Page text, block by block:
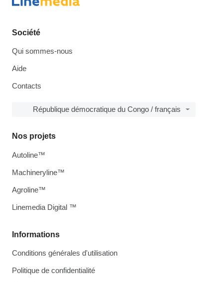
Société
Qui sommes-nous
Aide
Contacts
République démocratique du Congo / français
Informations
Conditions générales d'utilisation
Politique de confidentialité
Nos projets
Autoline™
Machineryline™
Agroline™
Linemedia Digital ™